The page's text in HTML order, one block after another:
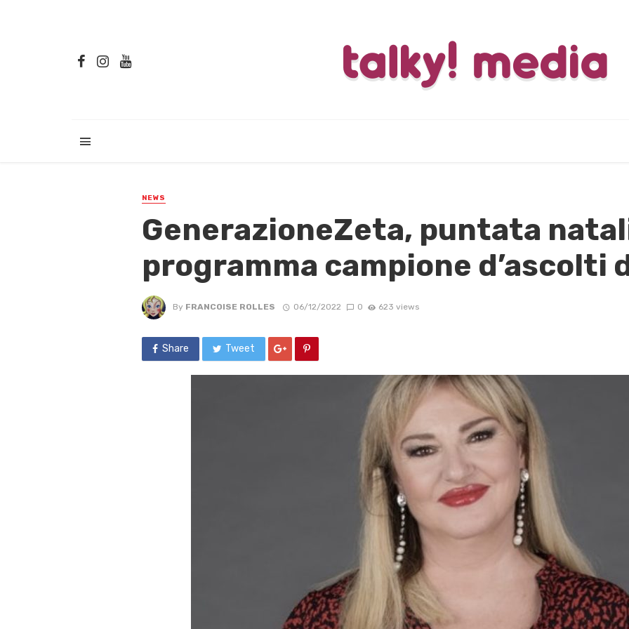
NEWS
GenerazioneZeta, puntata
programma campione d’ascolti
By FRANCOISE ROLLES 06/12/2022 0 623 views
Share Tweet